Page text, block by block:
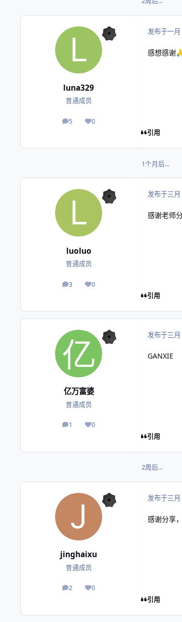
luna329
普通成员
5
帖子 0
声誉
发布于一
感想感谢
引用
1个月后...
luoluo
普通成员
3
帖子 0
声誉
发布于三月
感谢老师分
引用
亿万富婆
普通成员
1
帖子 0
声誉
发布于三月
GANXIE
引用
2周后...
jinghaixu
普通成员
2
帖子 0
声誉
发布于三
感谢分享
引用